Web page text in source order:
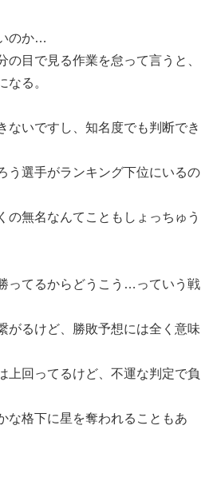
のか…
の目で見る作業を怠って言うと、
なる。
ないですし、知名度でも判断でき
う選手がランキング下位にいるの
の無名なんてこともしょっちゅう
ってるからどうこう…っていう戦
がるけど、勝敗予想には全く意味
上回ってるけど、不運な判定で負
な格下に星を奪われることもあ